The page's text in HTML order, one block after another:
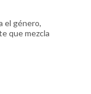
el género,
que mezcla